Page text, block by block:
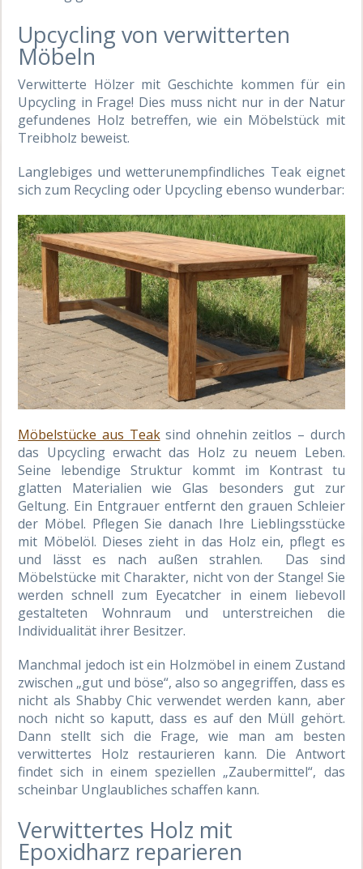
Upcycling von verwitterten
Möbeln
Verwitterte Hölzer mit Geschichte kommen für ein
Upcycling in Frage! Dies muss nicht nur in der Natur
gefundenes Holz betreffen, wie ein Möbelstück mit
Treibholz beweist.
Langlebiges und wetterunempfindliches Teak eignet
sich zum Recycling oder Upcycling ebenso wunderbar:
Möbelstücke aus Teaksind ohnehin zeitlos – durch
das Upcycling erwacht das Holz zu neuem Leben.
Seine lebendige Struktur kommt im Kontrast tu
glatten Materialien wie Glas besonders gut zur
Geltung. Ein Entgrauer entfernt den grauen Schleier
der Möbel. Pflegen Sie danach Ihre Lieblingsstücke
mit Möbelöl. Dieses zieht in das Holz ein, pflegt es
und lässt es nach außen strahlen. Das sind
Möbelstücke mit Charakter, nicht von der Stange! Sie
werden schnell zum Eyecatcher in einem liebevoll
gestalteten Wohnraum und unterstreichen die
Individualität ihrer Besitzer.
Manchmal jedoch ist ein Holzmöbel in einem Zustand
zwischen „gut und böse“, also so angegriffen, dass es
nicht als Shabby Chic verwendet werden kann, aber
noch nicht so kaputt, dass es auf den Müll gehört.
Dann stellt sich die Frage, wie man am besten
verwittertes Holz restaurieren kann. Die Antwort
findet sich in einem speziellen „Zaubermittel“, das
scheinbar Unglaubliches schaffen kann.
Verwittertes Holz mit
Epoxidharz reparieren